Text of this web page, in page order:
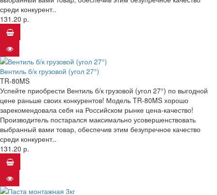
среди конкурент..
131.20 р.
Вентиль б/к грузовой (угол 27°)
TR-80MS
Успейте приобрести Вентиль б/к грузовой (угол 27°) по выгодной
цене раньше своих конкурентов! Модель TR-80MS хорошо
зарекомендовала себя на Российском рынке цена-качество!
Производитель постарался максимально усовершенствовать
выбранный вами товар, обеспечив этим безупречное качество
среди конкурент..
131.20 р.